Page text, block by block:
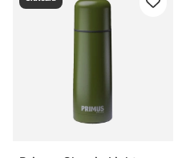
fiske?